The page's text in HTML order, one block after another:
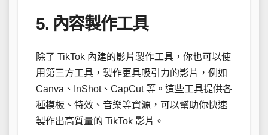
5. 內容製作工具
除了 TikTok 內建的影片製作工具，你也可以使
用第三方工具，製作更具吸引力的影片，例如
Canva、InShot、CapCut 等。這些工具提供各
種模板、特效、音樂等資源，可以幫助你快速
製作出高質量的 TikTok 影片。